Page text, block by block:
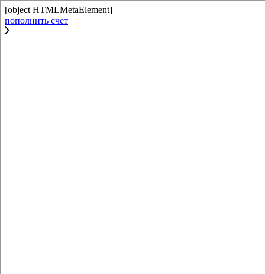
[object HTMLMetaElement]
пополнить счет